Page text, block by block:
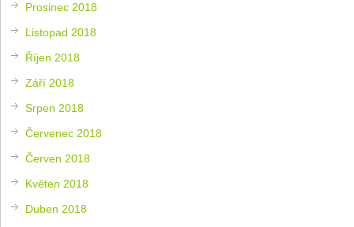
Prosinec 2018
Listopad 2018
Říjen 2018
Září 2018
Srpen 2018
Červenec 2018
Červen 2018
Květen 2018
Duben 2018